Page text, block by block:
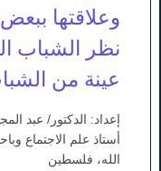
وعلاقتها
نظر الشباب
عينة من
إعداد: الدكتور/ عبد
أستاذ علم الاجتماع
الله، فلسطين